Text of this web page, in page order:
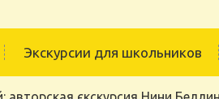
Экскурсии для школьников